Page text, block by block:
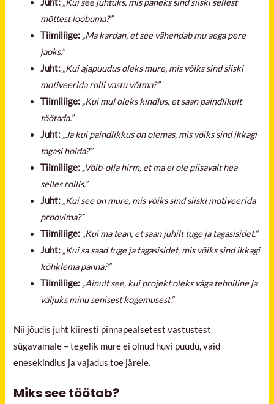
Juht: „Kui see juhtuks, mis paneks sind siiski sellest
mõttest loobuma?”
Tiimiliige: „Ma kardan, et see vähendab mu aega pere
jaoks.”
Juht: „Kui ajapuudus oleks mure, mis võiks sind siiski
motiveerida rolli vastu võtma?”
Tiimiliige: „Kui mul oleks kindlus, et saan paindlikult
töötada.”
Juht: „Ja kui paindlikkus on olemas, mis võiks sind ikkagi
tagasi hoida?”
Tiimiliige: „Võib-olla hirm, et ma ei ole piisavalt hea
selles rollis.”
Juht: „Kui see on mure, mis võiks sind siiski motiveerida
proovima?”
Tiimiliige: „Kui ma tean, et saan juhilt tuge ja tagasisidet.”
Juht: „Kui sa saad tuge ja tagasisidet, mis võiks sind ikkagi
kõhklema panna?”
Tiimiliige: „Ainult see, kui projekt oleks väga tehniline ja
väljuks minu senisest kogemusest.”
Nii jõudis juht kiiresti pinnapealsetest vastustest
sügavamale – tegelik mure ei olnud huvi puudu, vaid
enesekindlus ja vajadus toe järele.
Miks see töötab?